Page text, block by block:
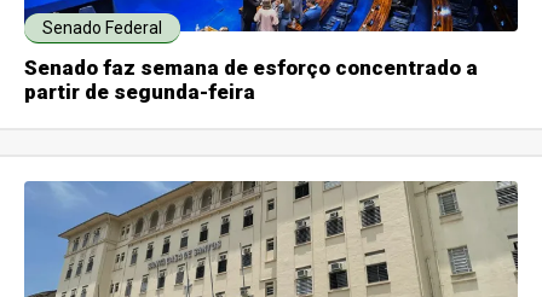
Senado Federal
Senado faz semana de esforço concentrado a
partir de segunda-feira